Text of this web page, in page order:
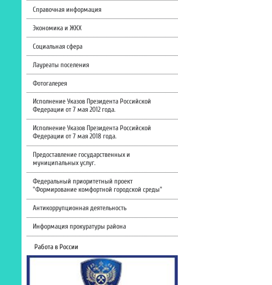
Справочная информация
Экономика и ЖКХ
Социальная сфера
Лауреаты поселения
Фотогалерея
Исполнение Указов Президента Российской
Федерации от 7 мая 2012 года.
Исполнение Указов Президента Российской
Федерации от 7 мая 2018 года.
Предоставление государственных и
муниципальных услуг.
Федеральный приоритетный проект
"Формирование комфортной городской среды"
Антикоррупционная деятельность
Информация прокуратуры района
Работа в России